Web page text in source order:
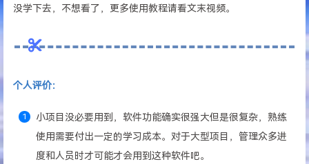
没学下去，不想看了，更多使用教程请看文末视频。
个人评价：
小项目没必要用到，软件功能确实很强大但是很复杂，熟练
使用需要付出一定的学习成本。对于大型项目，管理众多进
度和人员时才可能才会用到这种软件吧。